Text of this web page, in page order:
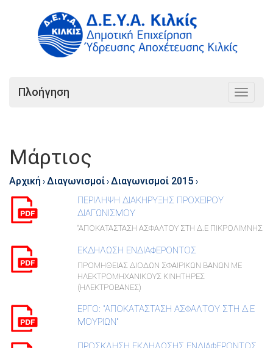
Toggle
Πλοήγηση
Μάρτιος
Αρχική ›Διαγωνισμοί›Διαγωνισμοί 2015 ›
ΠΕΡΙΛΗΨΗ ΔΙΑΚΗΡΥΞΗΣ ΠΡΟΧΕΙΡΟΥ
ΔΙΑΓΩΝΙΣΜΟΥ
“ΑΠΟΚΑΤΑΣΤΑΣΗ ΑΣΦΑΛΤΟΥ ΣΤΗ Δ.Ε ΠΙΚΡΟΛΙΜΝΗΣ
ΕΚΔΗΛΩΣΗ ΕΝΔΙΑΦΕΡΟΝΤΟΣ
ΠΡΟΜΗΘΕΙΑΣ ΔΙΟΔΩΝ ΣΦΑΙΡΙΚΩΝ ΒΑΝΩΝ ΜΕ
ΗΛΕΚΤΡΟΜΗΧΑΝΙΚΟΥΣ ΚΙΝΗΤΗΡΕΣ
(ΗΛΕΚΤΡΟΒΑΝΕΣ)
ΕΡΓΟ: "ΑΠΟΚΑΤΑΣΤΑΣΗ ΑΣΦΑΛΤΟΥ ΣΤΗ Δ.Ε
ΜΟΥΡΙΩΝ"